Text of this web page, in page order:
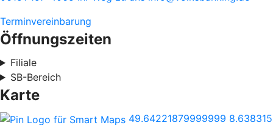
Terminvereinbarung
Öffnungszeiten
Filiale
SB-Bereich
Karte
49.64221879999999 8.638315